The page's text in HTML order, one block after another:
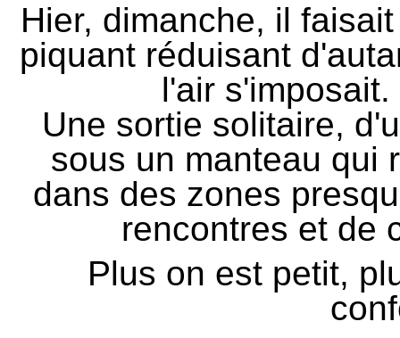
Hier, dimanche, il
piquant réduisant
l'air
Une sortie solitaire,
sous un manteau qui
dans des zones
rencontres et de
Plus on est petit,